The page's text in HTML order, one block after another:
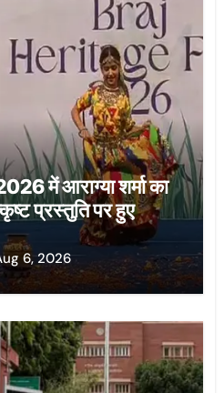
में आराग्या शर्मा का
प्रस्तुति पर हुए
6, 2026